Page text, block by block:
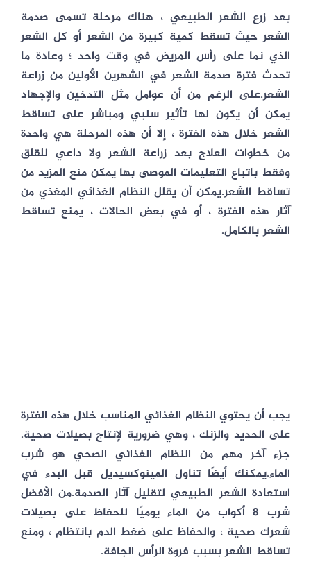
بعد زرع الشعر الطبيعي ، هناك مرحلة تسمى صدمة
الشعر حيث تسقط كمية كبيرة من الشعر أو كل الشعر
الذي نما على رأس المريض في وقت واحد ؛ وعادة ما
تحدث فترة صدمة الشعر في الشهرين الأولين من زراعة
الشعر.على الرغم من أن عوامل مثل التدخين والإجهاد
يمكن أن يكون لها تأثير سلبي ومباشر على تساقط
الشعر خلال هذه الفترة ، إلا أن هذه المرحلة هي واحدة
من خطوات العلاج بعد زراعة الشعر ولا داعي للقلق
وفقط باتباع التعليمات الموصى بها يمكن منع المزيد من
تساقط الشعر.يمكن أن يقلل النظام الغذائي المغذي من
آثار هذه الفترة ، أو في بعض الحالات ، يمنع تساقط
الشعر بالكامل.
يجب أن يحتوي النظام الغذائي المناسب خلال هذه الفترة
على الحديد والزنك ، وهي ضرورية لإنتاج بصيلات صحية.
جزء آخر مهم من النظام الغذائي الصحي هو شرب
الماء.يمكنك أيضًا تناول المينوكسيديل قبل البدء في
استعادة الشعر الطبيعي لتقليل آثار الصدمة.من الأفضل
شرب 8 أكواب من الماء يوميًا للحفاظ على بصيلات
شعرك صحية ، والحفاظ على ضغط الدم بانتظام ، ومنع
تساقط الشعر بسبب فروة الرأس الجافة.